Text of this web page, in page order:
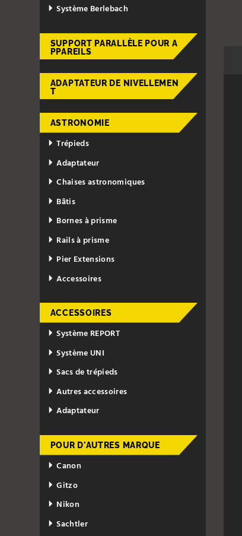
Système Berlebach
SUPPORT PARALLÈLE POUR A
PPAREILS
ADAPTATEUR DE NIVELLEMEN
T
ASTRONOMIE
Trépieds
Adaptateur
Chaises astronomiques
Bâtis
Bornes à prisme
Rails à prisme
Pier Extensions
Accessoires
ACCESSOIRES
Système REPORT
Système UNI
Sacs de trépieds
Autres accessoires
Adaptateur
POUR D'AUTRES MARQUE
Canon
Gitzo
Nikon
Sachtler